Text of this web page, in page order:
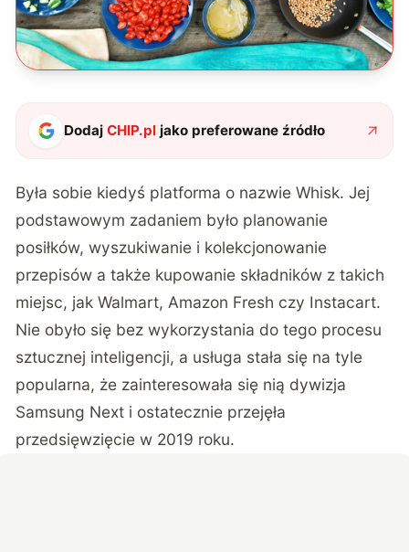
DodajCHIP.pl jako preferowane źródło
Była sobie kiedyś platforma o nazwie Whisk. Jej
podstawowym zadaniem było planowanie
posiłków, wyszukiwanie i kolekcjonowanie
przepisów a także kupowanie składników z takich
miejsc, jak Walmart, Amazon Fresh czy Instacart.
Nie obyło się bez wykorzystania do tego procesu
sztucznej inteligencji, a usługa stała się na tyle
popularna, że zainteresowała się nią dywizja
Samsung Next i ostatecznie przejęła
przedsięwzięcie w 2019 roku.